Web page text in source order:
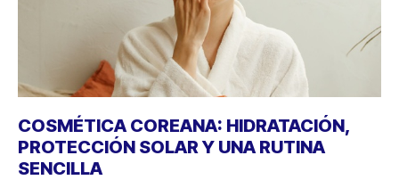
COSMÉTICA COREANA: HIDRATACIÓN,
PROTECCIÓN SOLAR Y UNA RUTINA
SENCILLA